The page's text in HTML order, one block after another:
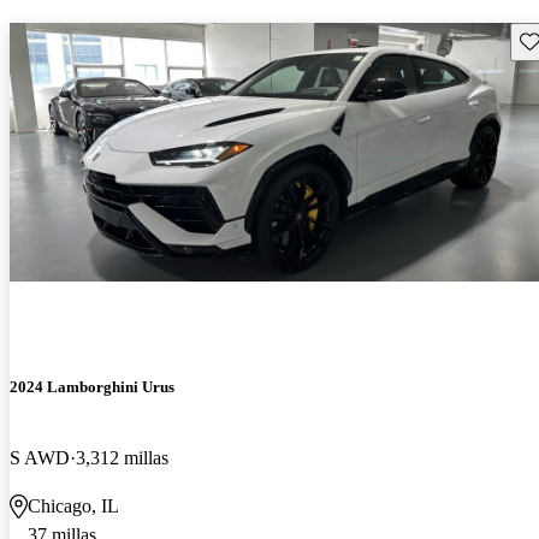
2024 Lamborghini Urus
S AWD 3,312 millas
Chicago, IL